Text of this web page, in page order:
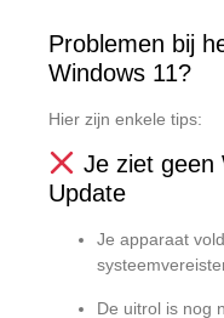
Problemen bij
Windows 11?
Hier zijn enkele tips:
Je ziet geen
Update
Je apparaat
De uitrol is nog